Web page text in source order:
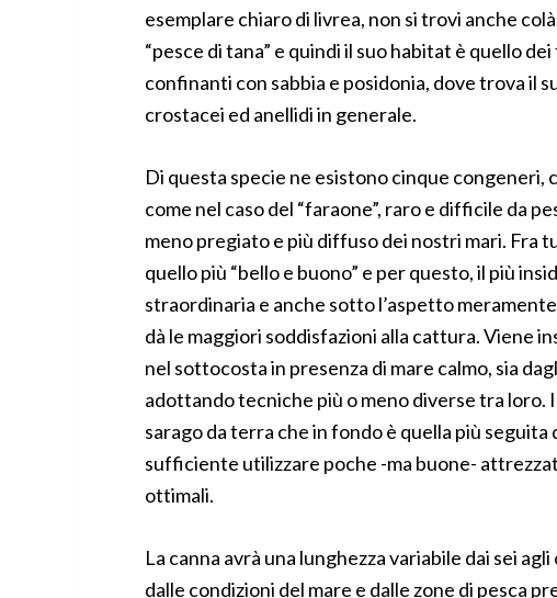
esemplare chiaro di livrea, non si trovi anche
“pesce di tana” e quindi il suo habitat è quello
confinanti con sabbia e posidonia, dove trova il
crostacei ed anellidi in generale.
Di questa specie ne esistono cinque
come nel caso del “faraone”, raro e difficile da
meno pregiato e più diffuso dei nostri mari. Fra
quello più “bello e buono” e per questo, il più
straordinaria e anche sotto l’aspetto
dà le maggiori soddisfazioni alla cattura. Viene
nel sottocosta in presenza di mare calmo, sia
adottando tecniche più o meno diverse tra loro.
sarago da terra che in fondo è quella più
sufficiente utilizzare poche -ma buone-
ottimali.
La canna avrà una lunghezza variabile dai sei
dalle condizioni del mare e dalle zone di pesca